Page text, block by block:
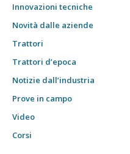
Innovazioni tecniche
Novità dalle aziende
Trattori
Trattori d’epoca
Notizie dall’industria
Prove in campo
Video
Corsi